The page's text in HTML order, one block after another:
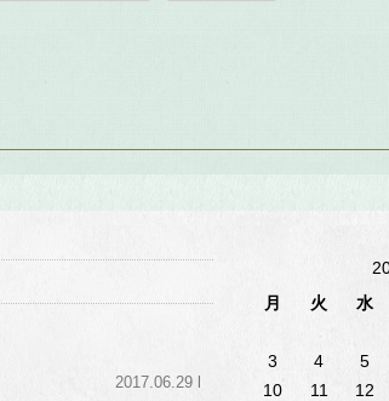
2017.06.29 l
月
火 水
3
4 5
10
11 12